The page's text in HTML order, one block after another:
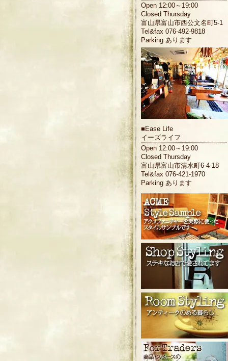
Open 12:00～19:00
Closed Thursday
富山県富山市西公文名町5-1
Tel&fax 076-492-9818
Parking あります
■ Ease Life
イーズライフ
Open 12:00～19:00
Closed Thursday
富山県富山市清水町6-4-18
Tel&fax 076-421-1970
Parking あります